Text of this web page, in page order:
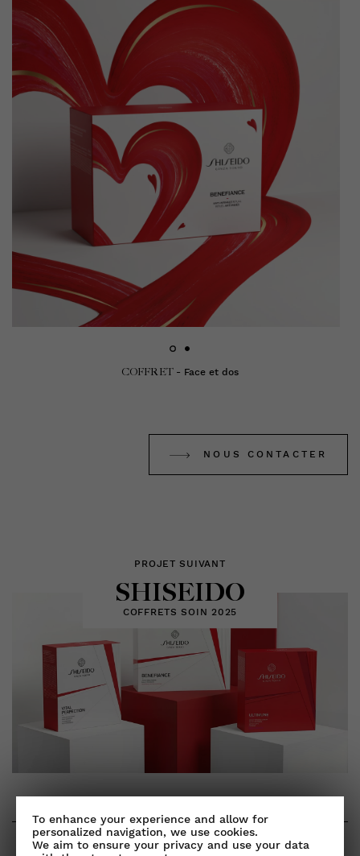
COFFRET - Face et dos
NOUS CONTACTER
PROJET SUIVANT
SHISEIDO
COFFRETS SOIN 2025
To enhance your experience and allow for
personalized navigation, we use cookies.
We aim to ensure your privacy and use your data